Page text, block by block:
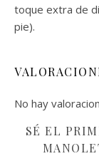
toque extra de
pie).
No hay
SÉ EL